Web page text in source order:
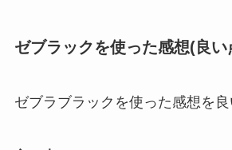
ゼブラックを使った感想(良い
ゼブラブラックを使った感想を